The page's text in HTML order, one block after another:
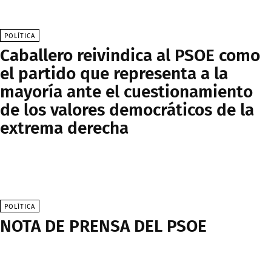
POLÍTICA
Caballero reivindica al PSOE como
el partido que representa a la
mayoría ante el cuestionamiento
de los valores democráticos de la
extrema derecha
POLÍTICA
NOTA DE PRENSA DEL PSOE